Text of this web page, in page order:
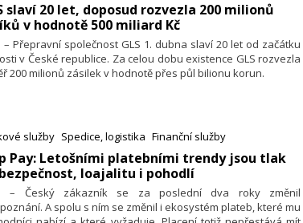
slaví 20 let, doposud rozvezla 200 milionů
v hodnotě 500 miliard Kč
– Přepravní společnost GLS 1. dubna slaví 20 let od začátku
v České republice. Za celou dobu existence GLS rozvezla
200 milionů zásilek v hodnotě přes půl bilionu korun.
služby Spedice, logistika Finanční služby
Pay: Letošními platebními trendy jsou tlak
loajalitu i pohodlí
– Český zákazník se za poslední dva roky změnil
A spolu s ním se změnil i ekosystém plateb, které mu